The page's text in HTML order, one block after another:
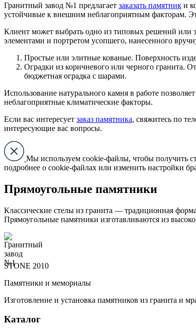
Гранитный завод №1 предлагает заказать памятник и
устойчивые к внешним неблагоприятным факторам.
Клиент может выбрать одно из типовых решений или
элементами и портретом усопшего, нанесенного
Простые или элитные кованые. Поверхность
Оградки из коричневого или черного гранита.
бюджетная оградка с шарами.
Использование натурального камня в работе
неблагоприятные климатические факторы.
Если вас интересует заказ памятника, свяжитесь по
интересующие вас вопросы.
Мы используем cookie-файлы, чтобы получить
подробнее о cookie-файлах или изменить настройки
Прямоугольные памятники
Классические стелы из гранита — традиционная
Прямоугольные памятники изготавливаются из
STONE 2010
Памятники и мемориалы
Изготовление и установка памятников из гранита и
Каталог